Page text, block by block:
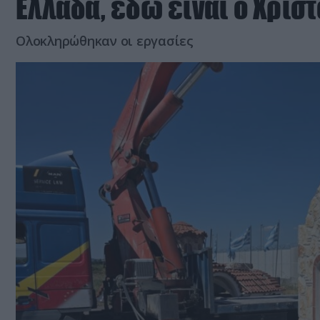
Ελλάδα, εδώ είναι ο
Ολοκληρώθηκαν οι εργασίες